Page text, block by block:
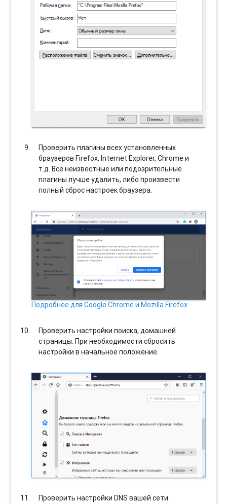
Проверить плагины всех установленных
браузеров Firefox, Internet Explorer, Chrome и
т.д. Все неизвестные или подозрительные
плагины лучше удалить, либо произвести
полный сброс настроек браузера.
Подробнее для Google Chrome и Mozilla Firefox…
Проверить настройки поиска, домашней
страницы. При необходимости сбросить
настройки в начальное положение.
Проверить настройки DNS вашей сети.